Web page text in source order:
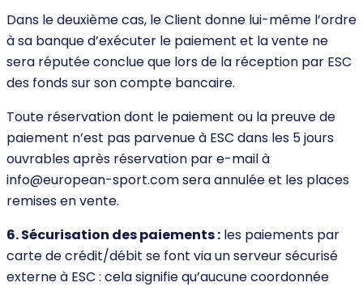
Dans le deuxième cas, le Client donne lui-même l’ordre
à sa banque d’exécuter le paiement et la vente ne
sera réputée conclue que lors de la réception par ESC
des fonds sur son compte bancaire.
Toute réservation dont le paiement ou la preuve de
paiement n’est pas parvenue à ESC dans les 5 jours
ouvrables après réservation par e-mail à
info@european-sport.com sera annulée et les places
remises en vente.
6. Sécurisation des paiements : les paiements par
carte de crédit/débit se font via un serveur sécurisé
externe à ESC : cela signifie qu’aucune coordonnée